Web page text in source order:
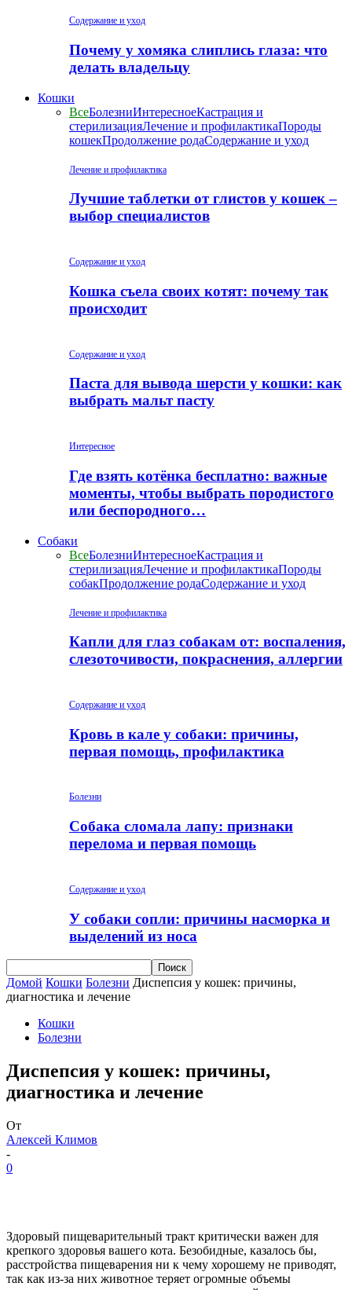
Содержание и уход
Почему у хомяка слиплись глаза: что
делать владельцу
Кошки
ВсеБолезниИнтересноеКастрация и
стерилизацияЛечение и профилактикаПороды
кошекПродолжение родаСодержание и уход
Лечение и профилактика
Лучшие таблетки от глистов у кошек –
выбор специалистов
Содержание и уход
Кошка съела своих котят: почему так
происходит
Содержание и уход
Паста для вывода шерсти у кошки: как
выбрать мальт пасту
Интересное
Где взять котёнка бесплатно: важные
моменты, чтобы выбрать породистого
или беспородного…
Собаки
ВсеБолезниИнтересноеКастрация и
стерилизацияЛечение и профилактикаПороды
собакПродолжение родаСодержание и уход
Лечение и профилактика
Капли для глаз собакам от: воспаления,
слезоточивости, покраснения, аллергии
Содержание и уход
Кровь в кале у собаки: причины,
первая помощь, профилактика
Болезни
Собака сломала лапу: признаки
перелома и первая помощь
Содержание и уход
У собаки сопли: причины насморка и
выделений из носа
Домой Кошки Болезни Диспепсия у кошек: причины,
диагностика и лечение
Кошки
Болезни
Диспепсия у кошек: причины,
диагностика и лечение
От
Алексей Климов
-
0
Здоровый пищеварительный тракт критически важен для
крепкого здоровья вашего кота. Безобидные, казалось бы,
расстройства пищеварения ни к чему хорошему не приводят,
так как из-за них животное теряет огромные объемы